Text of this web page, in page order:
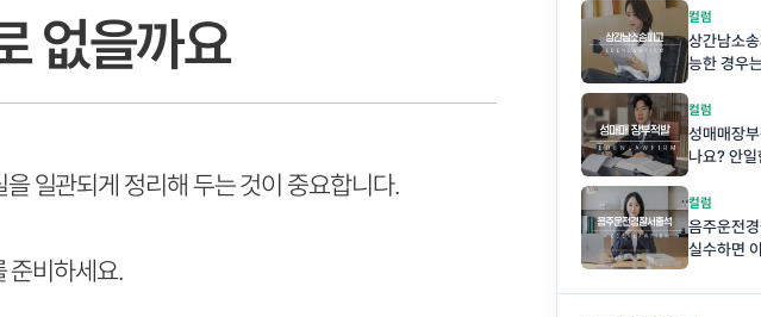
없을까요
일관되게 정리해 두는 것이 중요합니다.
준비하세요.
컬럼
상간남소
능한 경우
컬럼
성매매장
나요? 안
컬럼
음주운전
실수하면